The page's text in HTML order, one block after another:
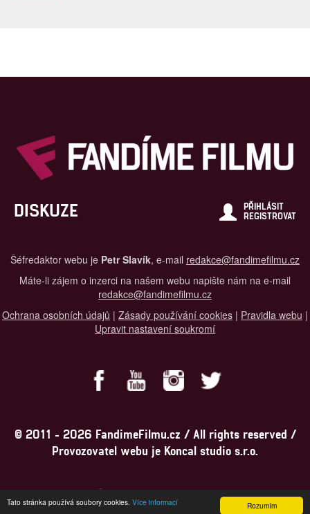
Rozumím
Tato stránka používá soubory cookies. Více informací
PŘIHLÁSIT
REGISTROVAT
DISKUZE
Šéfredaktor webu je Petr Slavík, e-mail redakce@fandimefilmu.cz
Máte-li zájem o inzerci na našem webu napište nám na e-mail
redakce@fandimefilmu.cz
Ochrana osobních údajů | Zásady používání cookies | Pravidla webu |
Upravit nastavení soukromí
© 2011 - 2026 FandimeFilmu.cz / All rights reserved /
Provozovatel webu je Koncal studio s.r.o.
Koncal studio s.r.o., IČO: 03604071, Lýskova 2073/57, Stodůlky, 155
00, Praha 5